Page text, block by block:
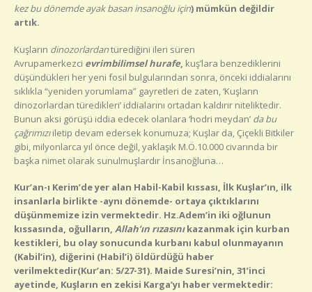
kez bu dönemde ayak basan insanoğlu için) mümkün değildir
artık.
Kuşların dinozorlardantürediğini ileri süren
Avrupamerkezci evrimbilimsel hurafe, kuş’lara benzediklerini
düşündükleri her yeni fosil bulgularından sonra, önceki iddialarını
sıklıkla “yeniden yorumlama” gayretleri de zaten, ‘Kuşların
dinozorlardan türedikleri’ iddialarını ortadan kaldırır niteliktedir.
Bunun aksi görüşü iddia edecek olanlara ‘hodri meydan’ da bu
çağrımızıiletip devam edersek konumuza; Kuşlar da, Çiçekli Bitkiler
gibi, milyonlarca yıl önce değil, yaklaşık M.Ö.10.000 civarında bir
başka nimet olarak sunulmuşlardır İnsanoğluna…
Kur’an-ı Kerim’de yer alan Habil-Kabil kıssası, İlk Kuşlar’ın, ilk
insanlarla birlikte -aynı dönemde- ortaya çıktıklarını
düşünmemize izin vermektedir. Hz.Adem’in iki oğlunun
kıssasında, oğulların, Allah’ın rızasınıkazanmak için kurban
kestikleri, bu olay sonucunda kurbanı kabul olunmayanın
(Kabil’in), diğerini (Habil’i) öldürdüğü haber
verilmektedir(Kur’an: 5/27-31). Maide Suresi’nin, 31’inci
ayetinde, Kuşların en zekisi Karga’yı haber vermektedir: